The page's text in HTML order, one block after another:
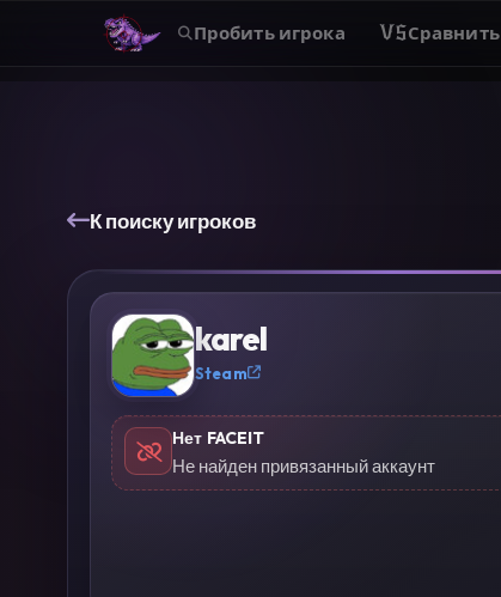
Пробить игрока VSСравнить
К поиску игроков
? karel
Steam
Нет FACEIT
Не найден привязанный аккаунт